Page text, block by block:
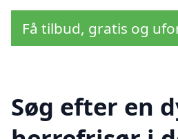
Få tilbud, gratis og
Søg efter en